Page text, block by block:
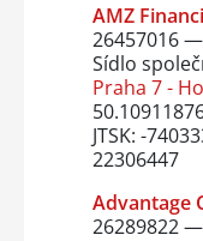
AMZ
26457016
Sídlo
Praha 7 -
JTSK: -
22306447
Advantage
26289822